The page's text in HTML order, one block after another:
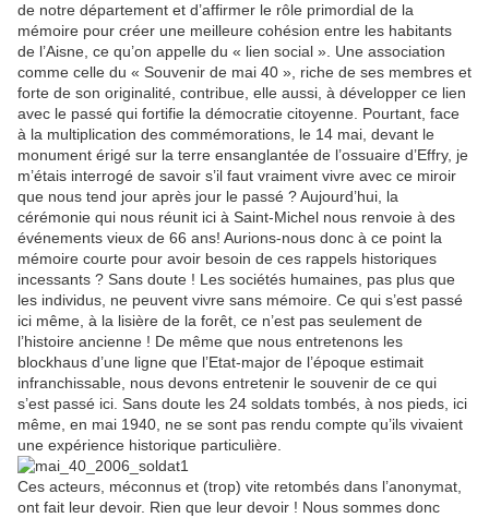
de notre département et d’affirmer le rôle primordial de la
mémoire pour créer une meilleure cohésion entre les habitants
de l’Aisne, ce qu’on appelle du « lien social ». Une association
comme celle du « Souvenir de mai 40 », riche de ses membres et
forte de son originalité, contribue, elle aussi, à développer ce lien
avec le passé qui fortifie la démocratie citoyenne. Pourtant, face
à la multiplication des commémorations, le 14 mai, devant le
monument érigé sur la terre ensanglantée de l’ossuaire d’Effry, je
m’étais interrogé de savoir s’il faut vraiment vivre avec ce miroir
que nous tend jour après jour le passé ? Aujourd’hui, la
cérémonie qui nous réunit ici à Saint-Michel nous renvoie à des
événements vieux de 66 ans! Aurions-nous donc à ce point la
mémoire courte pour avoir besoin de ces rappels historiques
incessants ? Sans doute ! Les sociétés humaines, pas plus que
les individus, ne peuvent vivre sans mémoire. Ce qui s’est passé
ici même, à la lisière de la forêt, ce n’est pas seulement de
l’histoire ancienne ! De même que nous entretenons les
blockhaus d’une ligne que l’Etat-major de l’époque estimait
infranchissable, nous devons entretenir le souvenir de ce qui
s’est passé ici. Sans doute les 24 soldats tombés, à nos pieds, ici
même, en mai 1940, ne se sont pas rendu compte qu’ils vivaient
une expérience historique particulière.
Ces acteurs, méconnus et (trop) vite retombés dans l’anonymat,
ont fait leur devoir. Rien que leur devoir ! Nous sommes donc